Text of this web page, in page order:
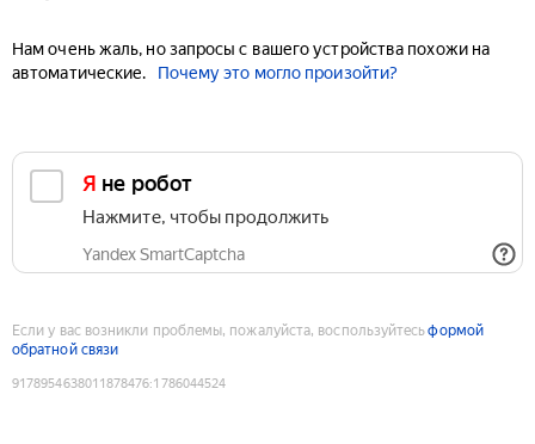
Нам очень жаль, но запросы с вашего устройства похожи на
автоматические.
Почему это могло произойти?
Я не робот
Нажмите, чтобы продолжить
Yandex SmartCaptcha
Если у вас возникли проблемы, пожалуйста, воспользуйтесьформой
обратной связи
9178954638011878476:1786044524